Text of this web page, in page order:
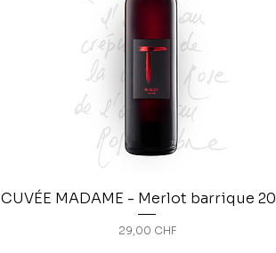
CUVÉE MADAME - Merlot barrique
Prix
29,00 CHF